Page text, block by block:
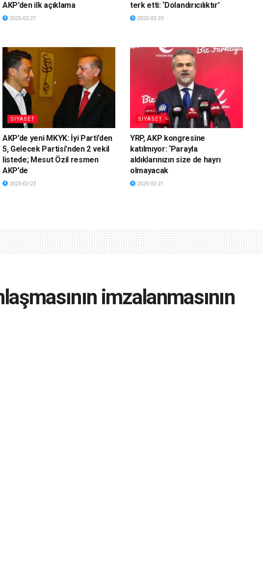
AKP’den ilk açıklama
2025-02-27
terk etti: ‘Dolandırıcılıktır’
2025-02-23
SİYASET
AKP’de yeni MKYK: İyi Parti’den
5, Gelecek Partisi’nden 2 vekil
listede; Mesut Özil resmen
AKP’de
2025-02-23
SİYASET
YRP, AKP kongresine
katılmıyor: ‘Parayla
aldıklarınızın size de hayrı
olmayacak
2025-02-21
imzalanmasının